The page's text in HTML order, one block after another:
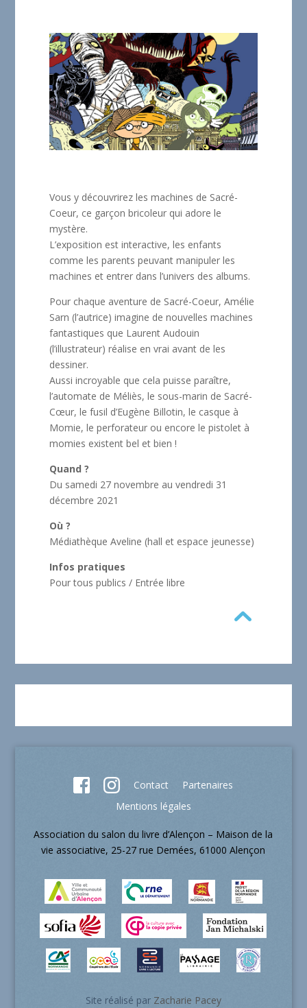
Vous y découvrirez les machines de Sacré-
Coeur, ce garçon bricoleur qui adore le
mystère.
L’exposition est interactive, les enfants
comme les parents peuvant manipuler les
machines et entrer dans l’univers des albums.
Pour chaque aventure de Sacré-Coeur, Amélie
Sarn (l’autrice) imagine de nouvelles machines
fantastiques que Laurent Audouin
(l’illustrateur) réalise en vrai avant de les
dessiner.
Aussi incroyable que cela puisse paraître,
l’automate de Méliès, le sous-marin de Sacré-
Cœur, le fusil d’Eugène Billotin, le casque à
Momie, le perforateur ou encore le pistolet à
momies existent bel et bien !
Quand ?
Du samedi 27 novembre au vendredi 31
décembre 2021
Où ?
Médiathèque Aveline (hall et espace jeunesse)
Infos pratiques
Pour tous publics / Entrée libre
Contact
Partenaires
Mentions légales
Association du salon du livre d’Alençon – Maison de la
vie associative, 25-27 rue Demées, 61000 Alençon
Site réalisé par Zacharie Pacey